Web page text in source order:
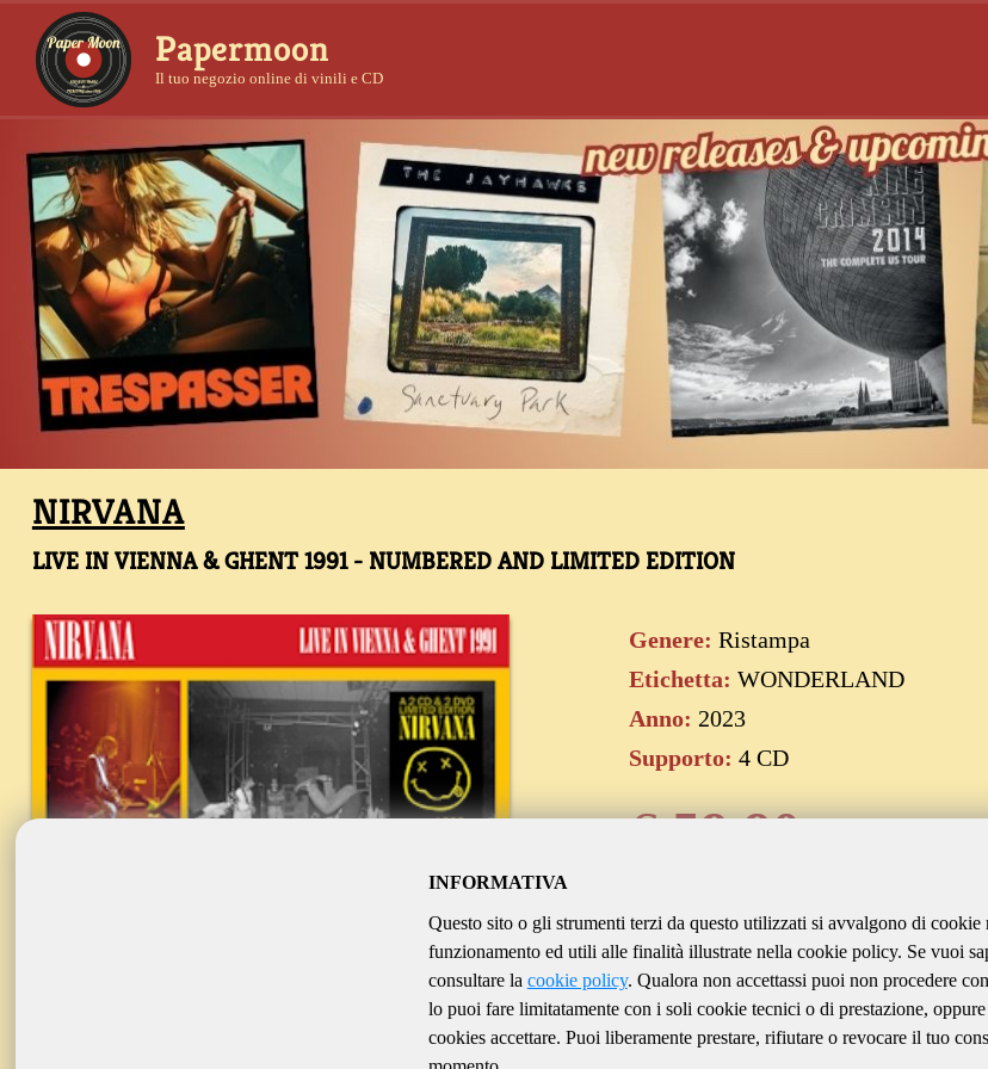
Papermoon
Il tuo negozio online di vinili e CD
NIRVANA
LIVE IN VIENNA & GHENT 1991 - NUMBERED AND LIMITED EDITION
Genere: Ristampa
Etichetta: WONDERLAND
Anno: 2023
Supporto: 4 CD
€59.90
Aggiungi al carrello
INFORMATIVA
Questo sito o gli strumenti terzi da questo utilizzati si avvalgono di cookie
funzionamento ed utili alle finalità illustrate nella cookie policy. Se vuoi
consultare la cookie policy. Qualora non accettassi puoi non procedere
lo puoi fare limitatamente con i soli cookie tecnici o di prestazione,
cookies accettare. Puoi liberamente prestare, rifiutare o revocare il tuo